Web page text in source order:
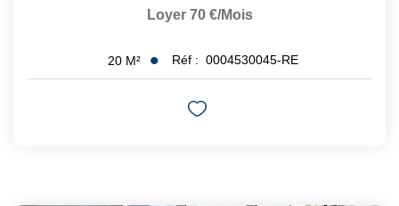
Loyer 70 €/mois
20 M² Réf : 0004530045-RE